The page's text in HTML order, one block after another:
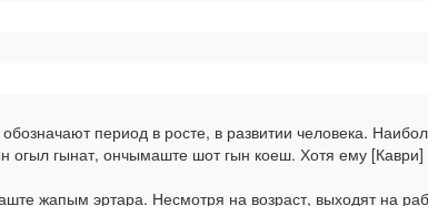
период в росте, в развитии человека.
огыл гынат, ончымаште шот гын коеш. Хотя ему
жапым эртара. Несмотря на возраст, выходят на